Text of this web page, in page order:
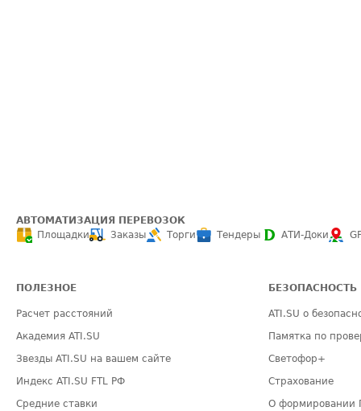
АВТОМАТИЗАЦИЯ ПЕРЕВОЗОК
Площадки
Заказы Торги Тендеры АТИ-Доки
ПОЛЕЗНОЕ
Расчет расстояний
Академия ATI.SU
Звезды ATI.SU на вашем сайте
Индекс ATI.SU FTL РФ
Средние ставки
БЕЗОПАСНОСТЬ
ATI.SU о
Памятка по
Светофор+
Страхование
О формировании